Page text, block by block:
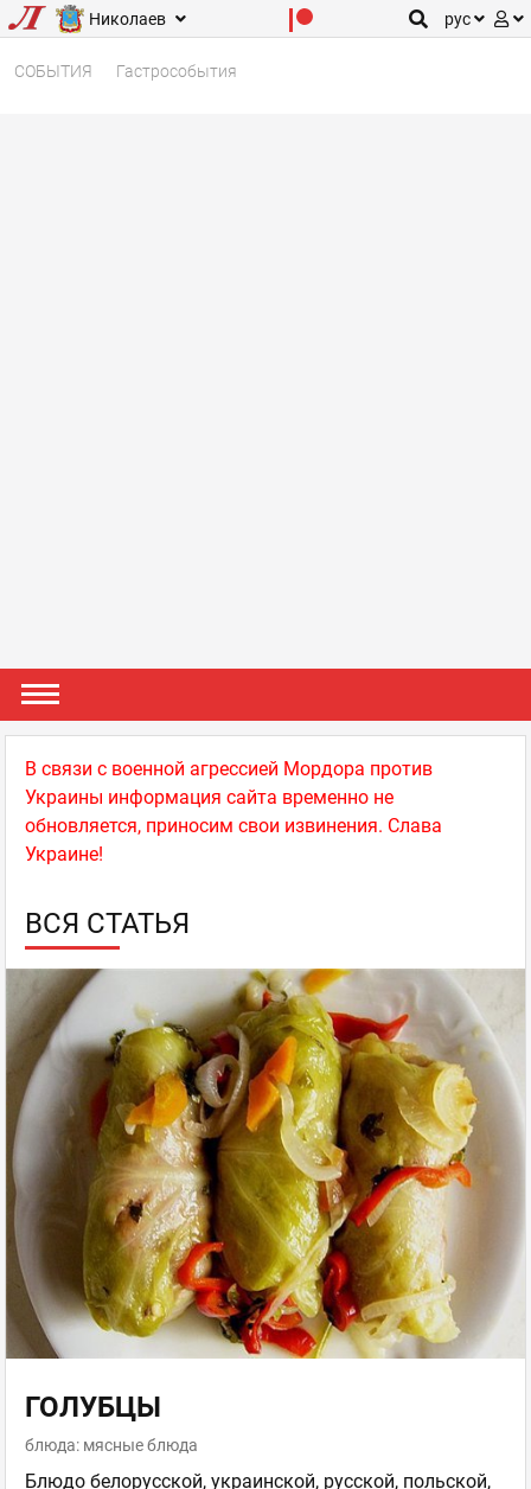
Николаев рус
СОБЫТИЯ Гастрособытия
В связи с военной агрессией Мордора против
Украины информация сайта временно не
обновляется, приносим свои извинения. Слава
Украине!
ВСЯ СТАТЬЯ
ГОЛУБЦЫ
блюда: мясные блюда
Блюдо белорусской, украинской, русской, польской,